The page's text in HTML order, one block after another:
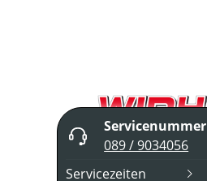
Servicenummer
089 / 9034056
Servicezeiten